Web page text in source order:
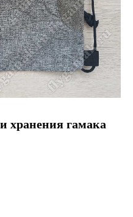
хранения гамака